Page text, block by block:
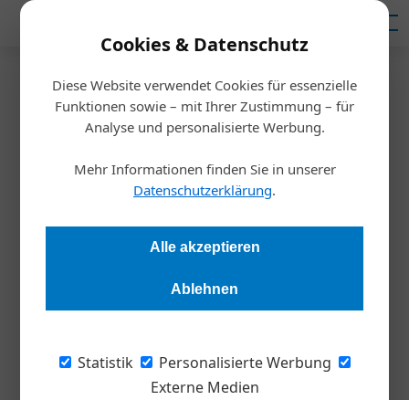
Cookies & Datenschutz
Diese Website verwendet Cookies für essenzielle
Funktionen sowie – mit Ihrer Zustimmung – für
Analyse und personalisierte Werbung.
Mehr Informationen finden Sie in unserer
Datenschutzerklärung.
Alle akzeptieren
Ablehnen
Statistik
Personalisierte Werbung
Externe Medien
Startseite/Inspiration
Management
Sind Ihre Auftragsbücher für
2026 noch leer?
Zum Jahresende erleben Marketingagenturen regelmäßig
plötzlich feststellen, dass ihre Auftragsbücher für das
kommende Jahr leer sind. Der Grund liegt oft in einem